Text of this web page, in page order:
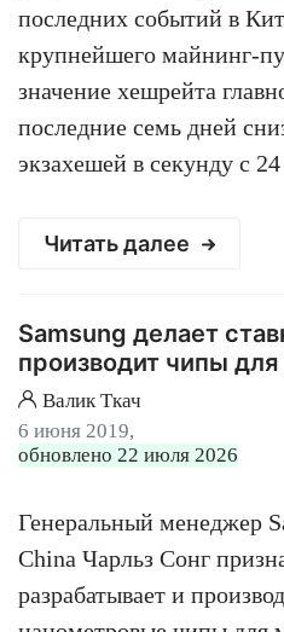
последних событий в
крупнейшего майнинг-
значение хешрейта
последние семь дней
экзахешей в секунду с
Читать далее
Samsung делает
производит чипы для
Валик Ткач
6 июня 2019,
обновлено 22 июля 2026
Генеральный менеджер
China Чарльз Сонг
разрабатывает и